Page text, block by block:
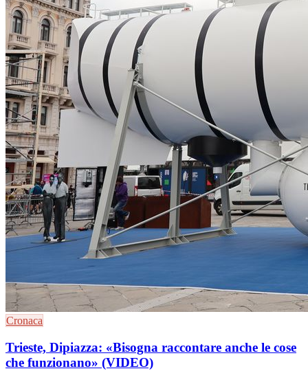
Cronaca
Trieste, Dipiazza: «Bisogna raccontare anche le cose
che funzionano» (VIDEO)